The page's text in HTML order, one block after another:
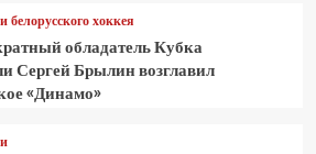
белорусского хоккея
обладатель Кубка
Сергей Брылин возглавил
«Динамо»